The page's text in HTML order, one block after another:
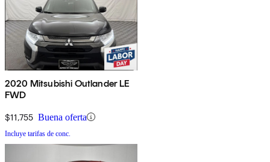
2020 Mitsubishi Outlander LE
FWD
$11,755 Buena oferta
Incluye tarifas de conc.